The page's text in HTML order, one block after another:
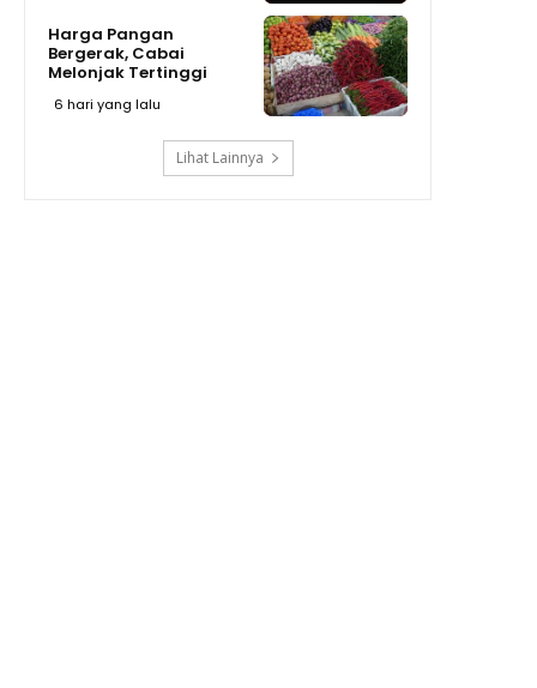
Harga Pangan
Bergerak, Cabai
Melonjak Tertinggi
6 hari yang lalu
Lihat Lainnya